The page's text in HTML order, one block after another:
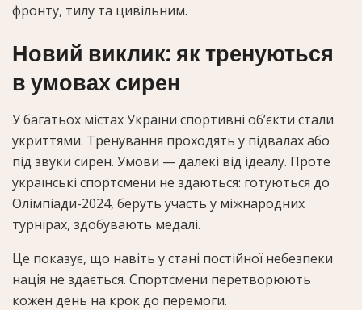
фронту, тилу та цивільним.
Новий виклик: як тренуються
в умовах сирен
У багатьох містах України спортивні об’єкти стали
укриттями. Тренування проходять у підвалах або
під звуки сирен. Умови — далекі від ідеалу. Проте
українські спортсмени не здаються: готуються до
Олімпіади-2024, беруть участь у міжнародних
турнірах, здобувають медалі.
Це показує, що навіть у стані постійної небезпеки
нація не здається. Спортсмени перетворюють
кожен день на крок до перемоги.